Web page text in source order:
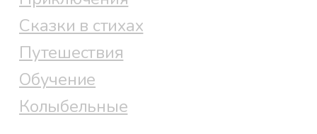
Сказки в стихах
Путешествия
Обучение
Колыбельные